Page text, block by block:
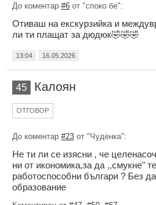
До коментар #6 от "споко бе":
Отиваш на екскурзийка и
ли ти плащат за дюдюк🤣🤣🤣
13:04 16.05.2026
45 Калоян
ОТГОВОР
До коментар #23 от "Чуденка":
Не ти ли се изясни , че
ни от икономика,за да ,,смукне"
работоспособни българи ? Без
образование